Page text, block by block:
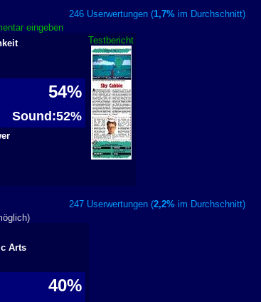
246 Userwertungen (1,7% im
eingeben
Testbericht
54%
Sound:52%
247 Userwertungen (2,2% im
Arts
40%